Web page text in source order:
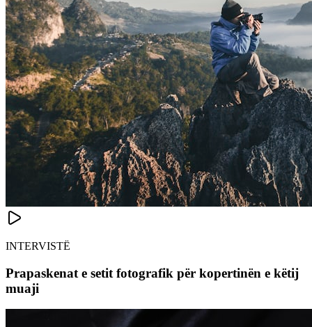
INTERVISTË
Prapaskenat e setit fotografik për kopertinën e këtij
muaji